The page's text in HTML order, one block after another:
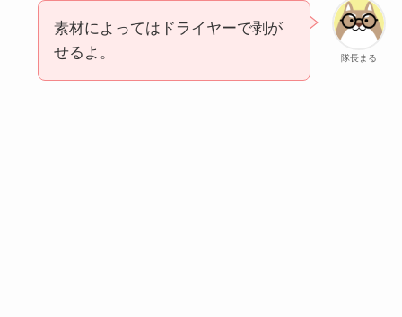
隊長まる
素材によってはドライヤーで剥が
せるよ。